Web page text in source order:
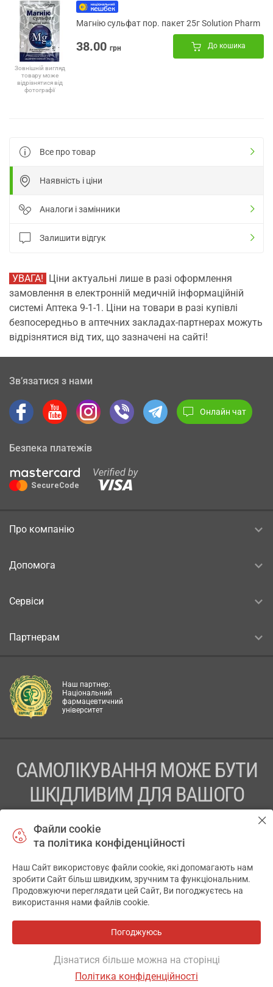
Зовнішній вигляд
товару може
відрізнятися від
фотографії
Магнію сульфат пор. пакет 25г Solution Pharm
38.00 грн До кошика
Все про товар
Наявність і ціни
Аналоги і замінники
Залишити відгук
УВАГА! Ціни актуальні лише в разі оформлення
замовлення в електронній медичній інформаційній
системі Аптека 9-1-1. Ціни на товари в разі купівлі
безпосередньо в аптечних закладах-партнерах можуть
відрізнятися від тих, що зазначені на сайті!
Зв’язатися з нами
Онлайн чат
Безпека платежів
Про компанію
Допомога
Сервіси
Партнерам
Наш партнер:
Національний
фармацевтичний
університет
САМОЛІКУВАННЯ МОЖЕ БУТИ
ШКІДЛИВИМ ДЛЯ ВАШОГО
ПЕРЕД ЗАСТОСУВАННЯМ ПРЕПАРАТУ ПРОКОНСУЛЬТУЙТЕСЬ
ТОВ «АПТЕКА 911.ЮА» Код ЄДРПОУ 43631965.
Відмова від відповідальності
© 2014-2026. Медична інформаційна система АПТЕКА911.ЮА
Файли cookie
та політика конфіденційності
Наш Сайт використовує файли cookie, які допомагають нам
зробити Сайт більш швидким, зручним та функціональним.
Продовжуючи переглядати цей Сайт, Ви погоджуєтесь на
використання нами файлів cookie.
Погоджуюсь
Дізнатися більше можна на сторінці
Політика конфіденційності
✕